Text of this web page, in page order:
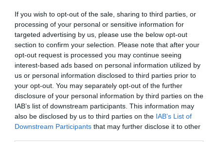
If you wish to opt-out of the sale, sharing to third parties, or
processing of your personal or sensitive information for
targeted advertising by us, please use the below opt-out
section to confirm your selection. Please note that after your
opt-out request is processed you may continue seeing
interest-based ads based on personal information utilized by
us or personal information disclosed to third parties prior to
your opt-out. You may separately opt-out of the further
disclosure of your personal information by third parties on the
IAB’s list of downstream participants. This information may
also be disclosed by us to third parties on the IAB’s List of
Downstream Participants that may further disclose it to other
Condividi
questo
articolo
su
Whatsapp
Condividi
questo
articolo
su
Telegram
TwitterCondividi
Mail
I più letti